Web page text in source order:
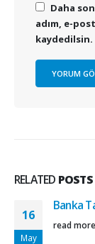
Daha
adım, e-
kaydedilsin.
RELATED POSTS
16
May
Banka
read more